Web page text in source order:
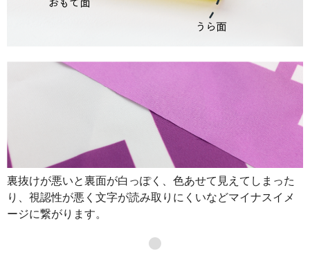
裏抜けが悪いと裏面が白っぽく、色あせて見えてしまった
り、視認性が悪く文字が読み取りにくいなどマイナスイメ
ージに繋がります。
●